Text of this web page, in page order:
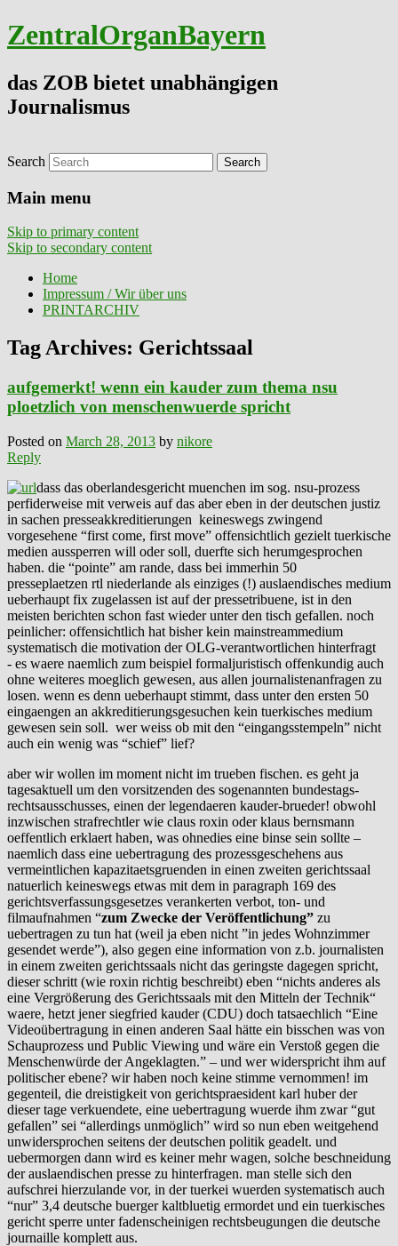
ZentralOrganBayern
das ZOB bietet unabhängigen
Journalismus
Search
Main menu
Skip to primary content
Skip to secondary content
Home
Impressum / Wir über uns
PRINTARCHIV
Tag Archives: Gerichtssaal
aufgemerkt! wenn ein kauder zum thema nsu
ploetzlich von menschenwuerde spricht
Posted on March 28, 2013 by nikore
Reply
dass das oberlandesgericht muenchen im sog. nsu-prozess
perfiderweise mit verweis auf das aber eben in der deutschen justiz
in sachen presseakkreditierungen keineswegs zwingend
vorgesehene “first come, first move” offensichtlich gezielt tuerkische
medien aussperren will oder soll, duerfte sich herumgesprochen
haben. die “pointe” am rande, dass bei immerhin 50
presseplaetzen rtl niederlande als einziges (!) auslaendisches medium
ueberhaupt fix zugelassen ist auf der pressetribuene, ist in den
meisten berichten schon fast wieder unter den tisch gefallen. noch
peinlicher: offensichtlich hat bisher kein mainstreammedium
systematisch die motivation der OLG-verantwortlichen hinterfragt
- es waere naemlich zum beispiel formaljuristisch offenkundig auch
ohne weiteres moeglich gewesen, aus allen journalistenanfragen zu
losen. wenn es denn ueberhaupt stimmt, dass unter den ersten 50
eingaengen an akkreditierungsgesuchen kein tuerkisches medium
gewesen sein soll. wer weiss ob mit den “eingangsstempeln” nicht
auch ein wenig was “schief” lief?
aber wir wollen im moment nicht im trueben fischen. es geht ja
tagesaktuell um den vorsitzenden des sogenannten bundestags-
rechtsausschusses, einen der legendaeren kauder-brueder! obwohl
inzwischen strafrechtler wie claus roxin oder klaus bernsmann
oeffentlich erklaert haben, was ohnedies eine binse sein sollte –
naemlich dass eine uebertragung des prozessgeschehens aus
vermeintlichen kapazitaetsgruenden in einen zweiten gerichtssaal
natuerlich keineswegs etwas mit dem in paragraph 169 des
gerichtsverfassungsgesetzes verankerten verbot, ton- und
filmaufnahmen “zum Zwecke der Veröffentlichung” zu
uebertragen zu tun hat (weil ja eben nicht ”in jedes Wohnzimmer
gesendet werde”), also gegen eine information von z.b. journalisten
in einem zweiten gerichtssaals nicht das geringste dagegen spricht,
dieser schritt (wie roxin richtig beschreibt) eben “nichts anderes als
eine Vergrößerung des Gerichtssaals mit den Mitteln der Technik“
waere, hetzt jener siegfried kauder (CDU) doch tatsaechlich “Eine
Videoübertragung in einen anderen Saal hätte ein bisschen was von
Schauprozess und Public Viewing und wäre ein Verstoß gegen die
Menschenwürde der Angeklagten.” – und wer widerspricht ihm auf
politischer ebene? wir haben noch keine stimme vernommen! im
gegenteil, die dreistigkeit von gerichtspraesident karl huber der
dieser tage verkuendete, eine uebertragung wuerde ihm zwar “gut
gefallen” sei “allerdings unmöglich” wird so nun eben weitgehend
unwidersprochen seitens der deutschen politik geadelt. und
uebermorgen dann wird es keiner mehr wagen, solche beschneidung
der auslaendischen presse zu hinterfragen. man stelle sich den
aufschrei hierzulande vor, in der tuerkei wuerden systematisch auch
“nur” 3,4 deutsche buerger kaltbluetig ermordet und ein tuerkisches
gericht sperre unter fadenscheinigen rechtsbeugungen die deutsche
journaille komplett aus.